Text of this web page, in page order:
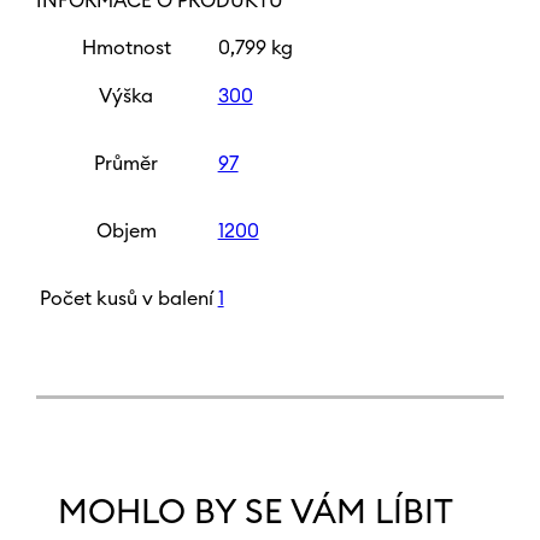
Hmotnost 0,799 kg
Výška 300
Průměr 97
Objem 1200
Počet kusů v balení 1
MOHLO BY SE VÁM LÍBIT